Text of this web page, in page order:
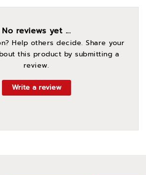
No reviews yet ...
Help others decide. Share your
this product by submitting a
review.
Write a review